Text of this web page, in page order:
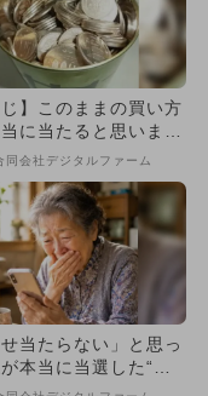
じ】このままの買い方
に当たると思います
同会社デジタルファーム
せ当たらない」と思っ
本当に当選した“買
これ